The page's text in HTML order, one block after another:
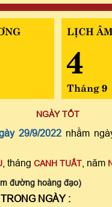
LỊCH ÂM
4
Tháng 9
NGÀY TỐT
29/9/2022 nhằm
, tháng CANH TUẤT , năm
đường hoàng đạo)
NGÀY :